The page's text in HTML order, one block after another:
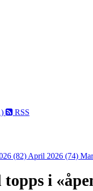
RSS
(82) April 2026 (74)
i